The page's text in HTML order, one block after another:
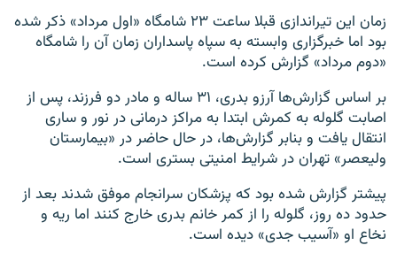
زمان این تیراندازی قبلا ساعت ۲۳ شامگاه «اول مرداد» ذکر شده
بود اما خبرگزاری وابسته به سپاه پاسداران زمان آن را شامگاه
«دوم مرداد» گزارش کرده است.
بر اساس گزارش‌ها آرزو بدری، ۳۱ ساله و مادر دو فرزند، پس از
اصابت گلوله به کمرش ابتدا به مراکز درمانی در نور و ساری
انتقال یافت و بنابر گزارش‌ها، در حال حاضر در «بیمارستان
ولیعصر» تهران در شرایط امنیتی بستری است.
پیشتر گزارش شده بود که پزشکان سرانجام موفق شدند بعد از
حدود ده روز، گلوله را از کمر خانم بدری خارج کنند اما ریه و
نخاع او «آسیب جدی» دیده است.